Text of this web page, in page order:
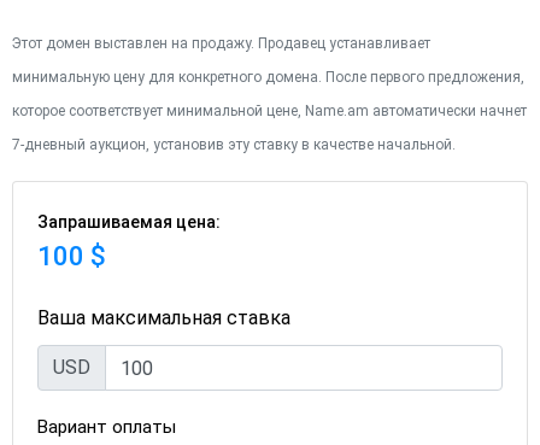
Этот домен выставлен на продажу. Продавец устанавливает
минимальную цену для конкретного домена. После первого предложения,
которое соответствует минимальной цене, Name.am автоматически начнет
7-дневный аукцион, установив эту ставку в качестве начальной.
Запрашиваемая цена:
100 $
Ваша максимальная ставка
USD
Вариант оплаты